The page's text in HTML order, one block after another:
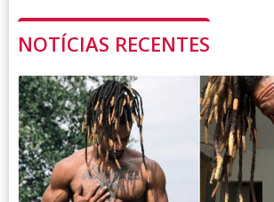
NOTÍCIAS RECENTES